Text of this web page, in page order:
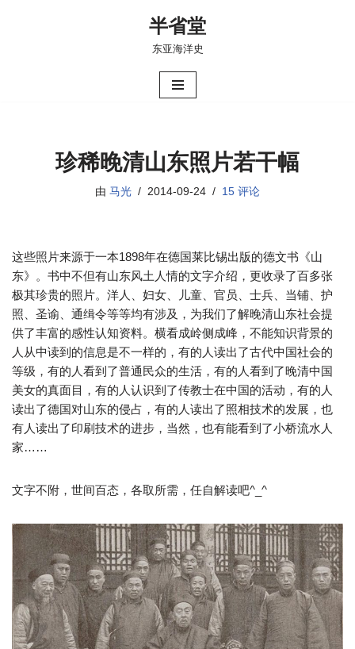
半省堂
东亚海洋史
珍稀晚清山东照片若干幅
由 马光 2014-09-24 15 评论
这些照片来源于一本1898年在德国莱比锡出版的德文书《山
东》。书中不但有山东风土人情的文字介绍，更收录了百多张
极其珍贵的照片。洋人、妇女、儿童、官员、士兵、当铺、护
照、圣谕、通缉令等等均有涉及，为我们了解晚清山东社会提
供了丰富的感性认知资料。横看成岭侧成峰，不能知识背景的
人从中读到的信息是不一样的，有的人读出了古代中国社会的
等级，有的人看到了普通民众的生活，有的人看到了晚清中国
美女的真面目，有的人认识到了传教士在中国的活动，有的人
读出了德国对山东的侵占，有的人读出了照相技术的发展，也
有人读出了印刷技术的进步，当然，也有能看到了小桥流水人
家……
文字不附，世间百态，各取所需，任自解读吧^_^